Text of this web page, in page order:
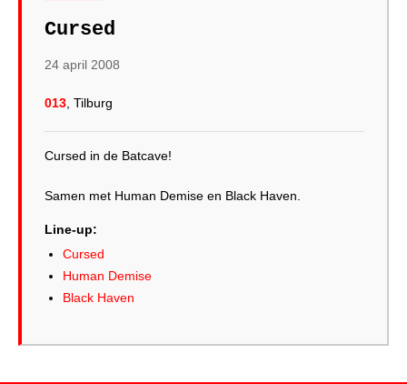
Cursed
24 april 2008
013 , Tilburg
Cursed in de Batcave!
Samen met Human Demise en Black Haven.
Line-up:
Cursed
Human Demise
Black Haven